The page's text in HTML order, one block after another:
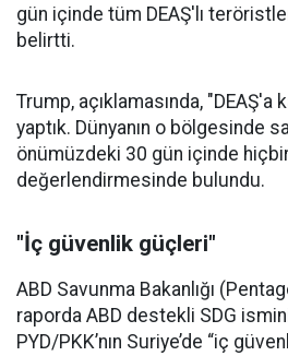
gün içinde tüm DEAŞ'lı
belirtti.
Trump, açıklamasında, "DEAŞ'a
yaptık. Dünyanın o bölgesinde
önümüzdeki 30 gün içinde
değerlendirmesinde bulundu.
"İç güvenlik güçleri"
ABD Savunma Bakanlığı
raporda ABD destekli SDG
PYD/PKK’nın Suriye’de “iç